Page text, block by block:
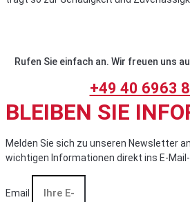
Rufen Sie einfach an. Wir freuen uns
+49 40 6963
BLEIBEN SIE
Melden Sie sich zu unseren Newsletter
wichtigen Informationen direkt ins E-
Email